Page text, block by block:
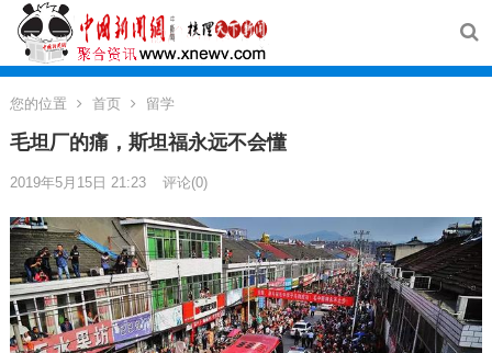
您的位置 首页 留学
毛坦厂的痛，斯坦福永远不会懂
2019年5月15日 21:23 评论(0)